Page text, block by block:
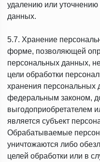
удалению или
данных.
5.7. Хранение
форме, позволяющей
персональных данных,
цели обработки
хранения персональных
федеральным законом,
выгодоприобретателем
является субъект
Обрабатываемые
уничтожаются либо
целей обработки или в